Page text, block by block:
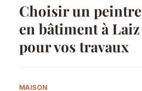
Choisir un peintre
en bâtiment à Laiz
pour vos travaux
MAISON